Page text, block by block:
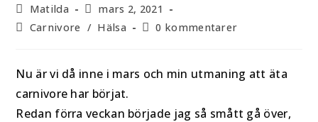
Matilda
mars 2, 2021
Carnivore / Hälsa 0 kommentarer
Nu är vi då inne i mars och min utmaning att äta
carnivore har börjat.
Redan förra veckan började jag så smått gå över,